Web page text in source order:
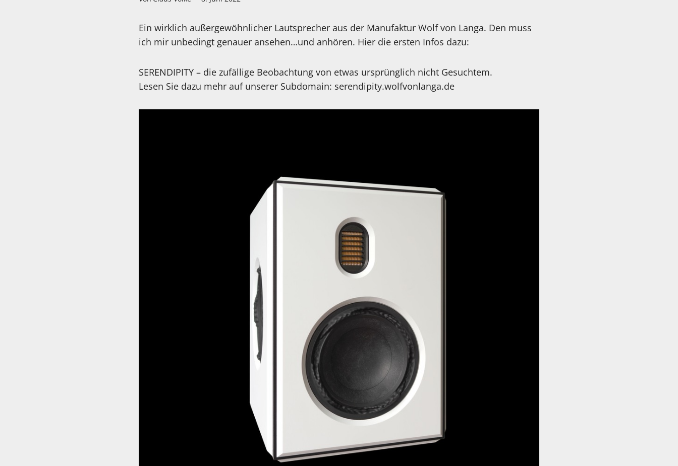
Ein wirklich außergewöhnlicher Lautsprecher aus der Manufaktur Wolf von Langa. Den muss
ich mir unbedingt genauer ansehen…und anhören. Hier die ersten Infos dazu:
SERENDIPITY – die zufällige Beobachtung von etwas ursprünglich nicht Gesuchtem.
Lesen Sie dazu mehr auf unserer Subdomain: serendipity.wolfvonlanga.de